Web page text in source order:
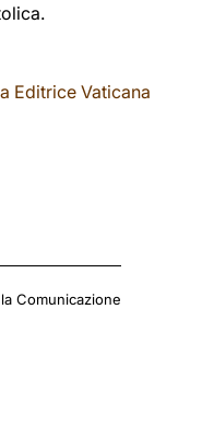
Editrice Vaticana
Comunicazione